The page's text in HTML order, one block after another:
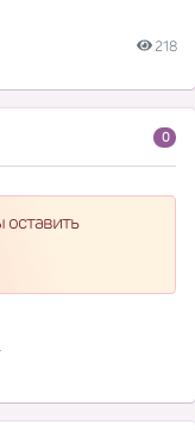
218
0
оставить